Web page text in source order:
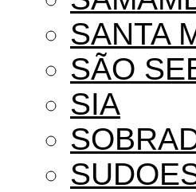
SANTA
SÃO
SIA